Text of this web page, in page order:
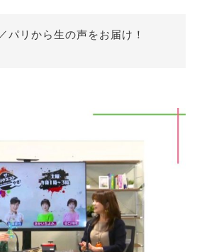
パリから生の声をお届け！